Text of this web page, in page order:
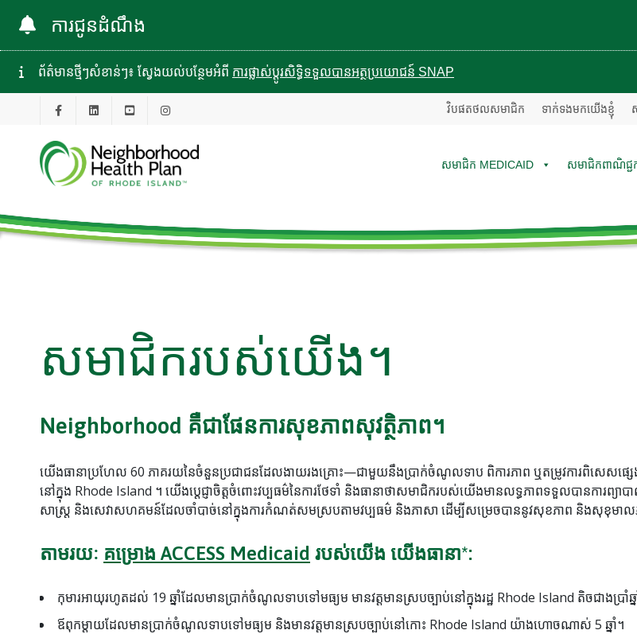
ការជូនដំណឹង
ព័ត៌មានថ្មីៗសំខាន់ៗ៖ ស្វែងយល់បន្ថែមអំពី ការផ្លាស់ប្តូរសិទ្ធិទទួលបានអត្ថប្រយោជន៍ SNAP
វិបផតថលសមាជិក ទាក់ទងមកយើងខ្ញុំ
សមាជិក MEDICAID សមាជិកពាណិជ្ជក
សមាជិករបស់យើង។
Neighborhood គឺជាផែនការសុខភាពសុវត្ថិភាព។
យើងធានាប្រហែល 60 ភាគរយនៃចំនួនប្រជាជនដែលងាយរងគ្រោះ—ជាមួយនឹងប្រាក់ចំណូលទាប ពិការភាព ឬតម្រូវការពិសេសផ្
នៅក្នុង Rhode Island ។ យើងប្តេជ្ញាចិត្តចំពោះវប្បធម៌នៃការថែទាំ និងធានាថាសមាជិករបស់យើងមានលទ្ធភាពទទួលបានការព្យាបា
សាស្រ្ត និងសេវាសហគមន៍ដែលចាំបាច់នៅក្នុងការកំណត់សមស្របតាមវប្បធម៌ និងភាសា ដើម្បីសម្រេចបាននូវសុខភាព និងសុខុមាល
តាមរយៈ គម្រោង ACCESS Medicaid របស់យើង យើងធានា*:
កុមារអាយុរហូតដល់ 19 ឆ្នាំដែលមានប្រាក់ចំណូលទាបទៅមធ្យម មានវត្តមានស្របច្បាប់នៅក្នុងរដ្ឋ Rhode Island តិចជាងប្រាំឆ្ន
ឪពុកម្តាយដែលមានប្រាក់ចំណូលទាបទៅមធ្យម និងមានវត្តមានស្របច្បាប់នៅកោះ Rhode Island យ៉ាងហោចណាស់ 5 ឆ្នាំ។